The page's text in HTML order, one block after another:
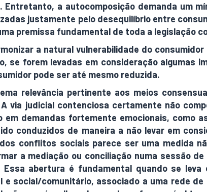
a autocomposição demanda um
justamente pelo desequilíbrio entre
premissa fundamental de toda a legislação
a natural vulnerabilidade do
se forem levadas em consideração algumas
pode ser até mesmo reduzida.
relevância pertinente aos meios
via judicial contenciosa certamente não
demandas fortemente emocionais, como
conduzidos de maneira a não levar em
conflitos sociais parece ser uma medida
a mediação ou conciliação numa sessão
abertura é fundamental quando se
social/comunitário, associado a uma rede